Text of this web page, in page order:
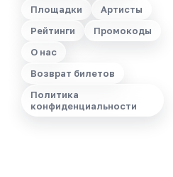
Площадки
Артисты
Рейтинги
Промокоды
О нас
Возврат билетов
Политика
конфиденциальности